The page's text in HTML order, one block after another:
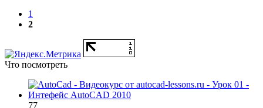
1
2
Что посмотреть
77